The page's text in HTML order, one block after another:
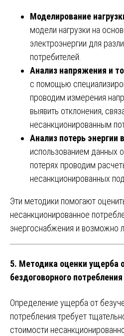
Моделирование
модели нагрузки на
электроэнергии для
потребителей.
Анализ напряжения и
с помощью
проводим измерения
выявить отклонения,
несанкционированным
Анализ потерь энергии
использованием данных
потерях проводим
несанкционированных
Эти методики помогают
несанкционированное
энергоснабжения и возможно
5. Методика оценки ущерба
бездоговорного потребления
Определение ущерба от
потребления требует
стоимости